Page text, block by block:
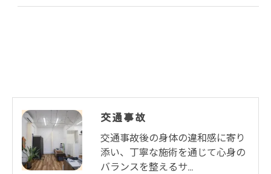
交通事故
交通事故後の身体の違和感に寄り
添い、丁寧な施術を通じて心身の
バランスを整えるサ…